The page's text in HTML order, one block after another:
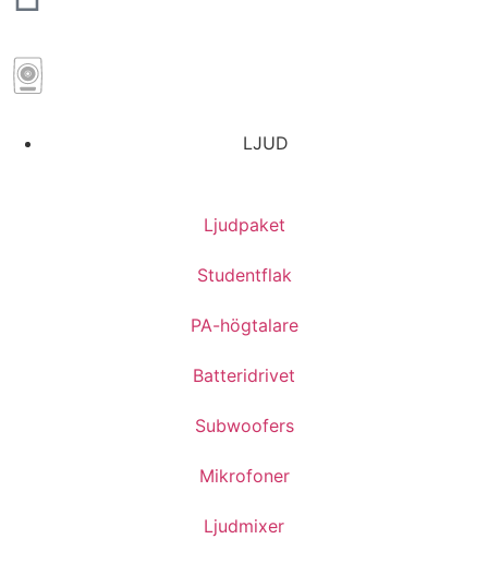
LJUD
Ljudpaket
Studentflak
PA-högtalare
Batteridrivet
Subwoofers
Mikrofoner
Ljudmixer